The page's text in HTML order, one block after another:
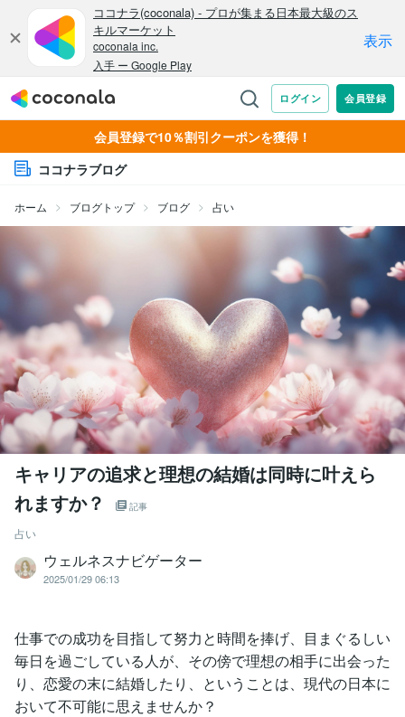
会員登録で10％割引クーポンを獲得！
ココナラブログ
ホーム ブログトップ ブログ 占い
キャリアの追求と理想の結婚は同時に叶えら
れますか？
記事
占い
ウェルネスナビゲーター
2025/01/29 06:13
仕事での成功を目指して努力と時間を捧げ、目まぐるしい
毎日を過ごしている人が、その傍で理想の相手に出会った
り、恋愛の末に結婚したり、ということは、現代の日本に
おいて不可能に思えませんか？